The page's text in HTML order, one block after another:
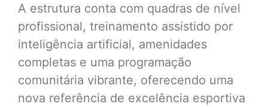
A estrutura conta com quadras de nível
profissional, treinamento assistido por
inteligência artificial, amenidades
completas e uma programação
comunitária vibrante, oferecendo uma
nova referência de excelência esportiva